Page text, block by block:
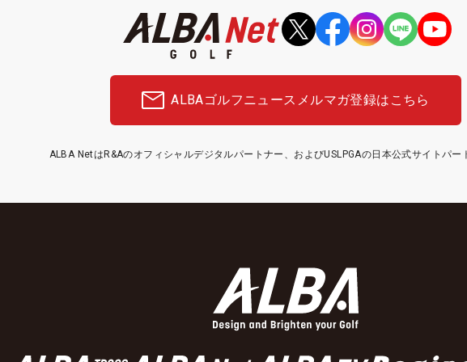
ALBAゴルフニュース メルマガ登録はこちら
ALBA NetはR&Aのオフィシャルデジタルパートナー、およびUSLPGAの日本公式サイトパー